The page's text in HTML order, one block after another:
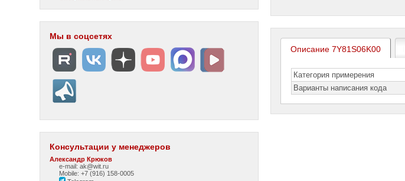
Мы в соцсетях
Консультации у менеджеров
Александр Крюков
e-mail: ak@wit.ru
Mobile: +7 (916) 158-0005
Описание 7Y81S06K00
Категория примерения
Варианты написания кода